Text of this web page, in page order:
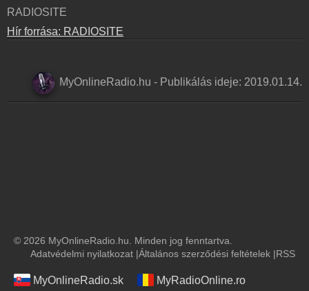
RADIOSITE
Hír forrása: RADIOSITE
MyOnlineRadio.hu - Publikálás ideje: 2019.01.14.
© 2026 MyOnlineRadio.hu. Minden jog fenntartva.
Adatvédelmi nyilatkozat |Általános szerződési feltételek |RSS
MyOnlineRadio.sk MyRadioOnline.ro